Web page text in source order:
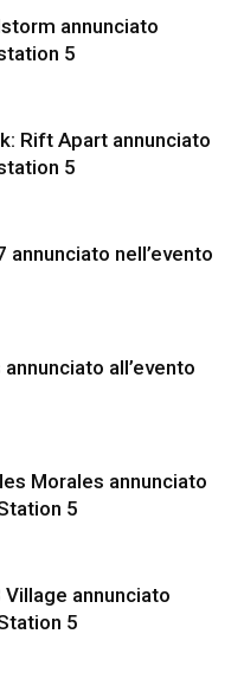
annunciato
5
Rift Apart annunciato
5
annunciato nell’evento
annunciato all’evento
Morales annunciato
5
annunciato
5